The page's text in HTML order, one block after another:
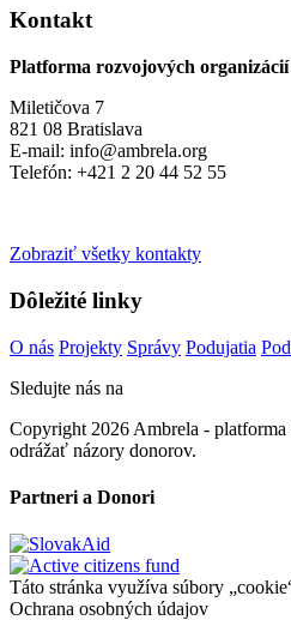
Kontakt
Platforma rozvojových
Miletičova 7
821 08 Bratislava
E-mail: info@ambrela.org
Telefón: +421 2 20 44 52 55
Zobraziť všetky kontakty
Dôležité linky
O nás Projekty Správy Podujatia
Sledujte nás na
Copyright 2026 Ambrela -
odrážať názory donorov.
Partneri a Donori
Táto stránka využíva súbory
Ochrana osobných údajov